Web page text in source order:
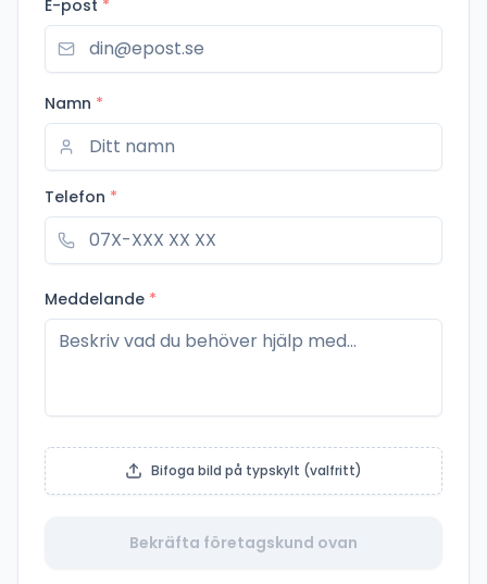
E-post *
Namn *
Telefon *
Meddelande *
Bifoga bild på typskylt (valfritt)
Bekräfta företagskund ovan